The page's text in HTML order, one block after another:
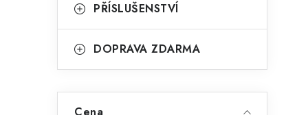
PŘÍSLUŠENSTVÍ
DOPRAVA ZDARMA